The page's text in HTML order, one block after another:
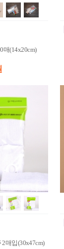
매(14x20cm)
매입(30x47cm)